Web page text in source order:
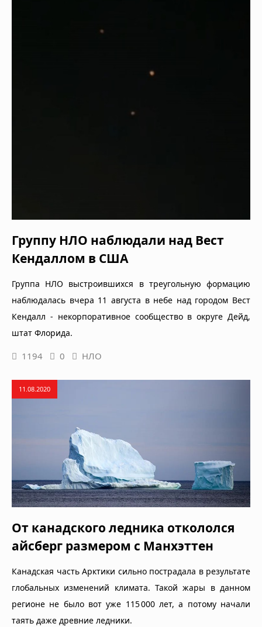
Группу НЛО наблюдали над Вест
Кендаллом в США
Группа НЛО выстроившихся в треугольную формацию
наблюдалась вчера 11 августа в небе над городом Вест
Кендалл - некорпоративное сообщество в округе Дейд,
штат Флорида.
1194 0 НЛО
11.08.2020
От канадского ледника откололся
айсберг размером с Манхэттен
Канадская часть Арктики сильно пострадала в результате
глобальных изменений климата. Такой жары в данном
регионе не было вот уже 115 000 лет, а потому начали
таять даже древние ледники.